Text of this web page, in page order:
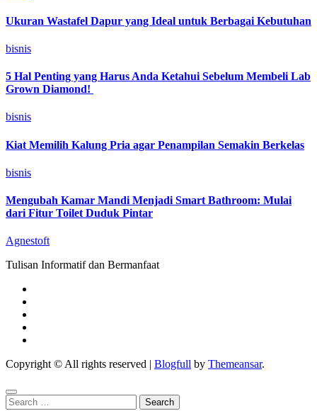
Ukuran Wastafel Dapur yang Ideal untuk Berbagai Kebutuhan
bisnis
5 Hal Penting yang Harus Anda Ketahui Sebelum Membeli Lab
Grown Diamond!
bisnis
Kiat Memilih Kalung Pria agar Penampilan Semakin Berkelas
bisnis
Mengubah Kamar Mandi Menjadi Smart Bathroom: Mulai
dari Fitur Toilet Duduk Pintar
Agnestoft
Tulisan Informatif dan Bermanfaat
Copyright © All rights reserved Blogfull by Themeansar.
Search